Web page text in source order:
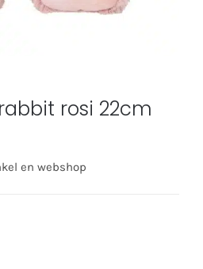
rosi 22cm
en webshop